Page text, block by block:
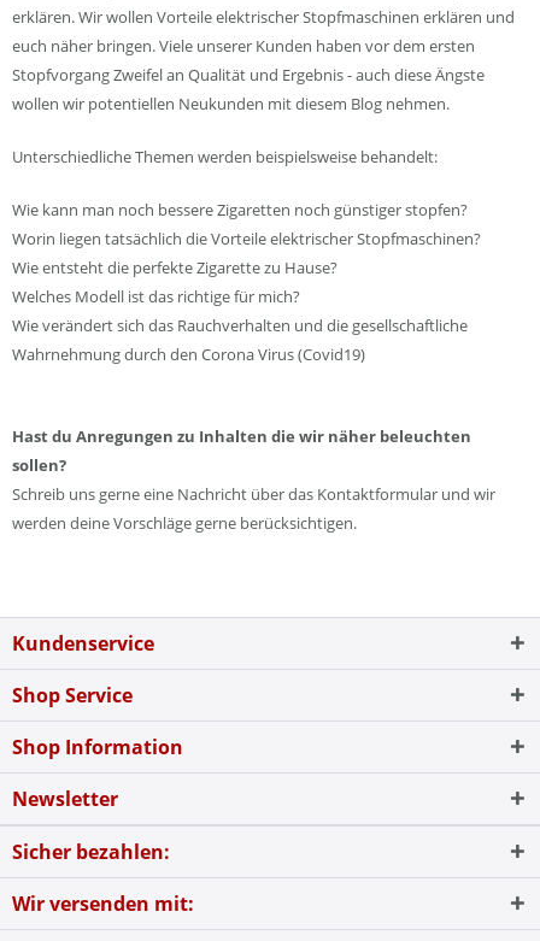
erklären. Wir wollen Vorteile elektrischer Stopfmaschinen erklären und
euch näher bringen. Viele unserer Kunden haben vor dem ersten
Stopfvorgang Zweifel an Qualität und Ergebnis - auch diese Ängste
wollen wir potentiellen Neukunden mit diesem Blog nehmen.
Unterschiedliche Themen werden beispielsweise behandelt:
Wie kann man noch bessere Zigaretten noch günstiger stopfen?
Worin liegen tatsächlich die Vorteile elektrischer Stopfmaschinen?
Wie entsteht die perfekte Zigarette zu Hause?
Welches Modell ist das richtige für mich?
Wie verändert sich das Rauchverhalten und die gesellschaftliche
Wahrnehmung durch den Corona Virus (Covid19)
Hast du Anregungen zu Inhalten die wir näher beleuchten
sollen?
Schreib uns gerne eine Nachricht über das Kontaktformular und wir
werden deine Vorschläge gerne berücksichtigen.
Kundenservice
Shop Service
Shop Information
Newsletter
Sicher bezahlen:
Wir versenden mit: